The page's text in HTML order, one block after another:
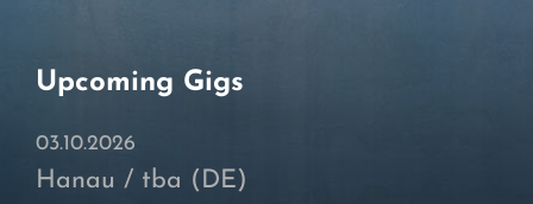
Upcoming Gigs
03.10.2026
Hanau / tba (DE)